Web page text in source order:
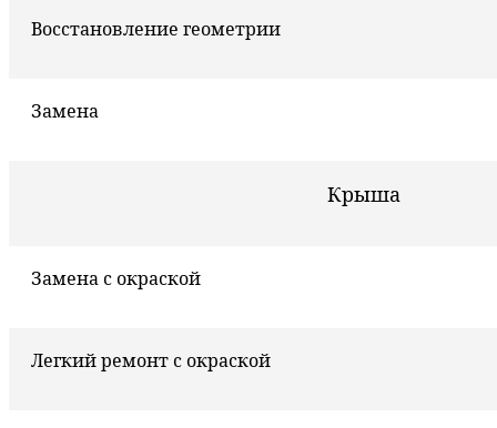
Восстановление геометрии
Замена
Крыша
Замена с окраской
Легкий ремонт с окраской